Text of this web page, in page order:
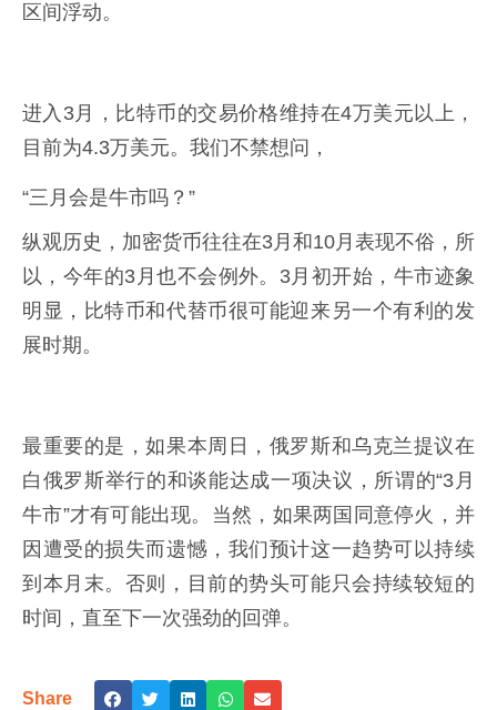
区间浮动。
进入3月，比特币的交易价格维持在4万美元以上，
目前为4.3万美元。我们不禁想问，
“三月会是牛市吗？”
纵观历史，加密货币往往在3月和10月表现不俗，所
以，今年的3月也不会例外。3月初开始，牛市迹象
明显，比特币和代替币很可能迎来另一个有利的发
展时期。
最重要的是，如果本周日，俄罗斯和乌克兰提议在
白俄罗斯举行的和谈能达成一项决议，所谓的“3月
牛市”才有可能出现。当然，如果两国同意停火，并
因遭受的损失而遗憾，我们预计这一趋势可以持续
到本月末。否则，目前的势头可能只会持续较短的
时间，直至下一次强劲的回弹。
Share